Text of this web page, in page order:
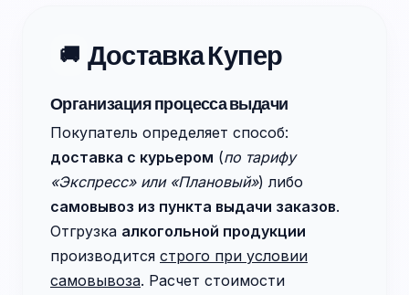
🚚 Доставка Купер
Организация процесса выдачи
Покупатель определяет способ:
доставка с курьером (по тарифу
«Экспресс» или «Плановый») либо
самовывоз из пункта выдачи заказов.
Отгрузка алкогольной продукции
производится строго при условии
самовывоза. Расчет стоимости